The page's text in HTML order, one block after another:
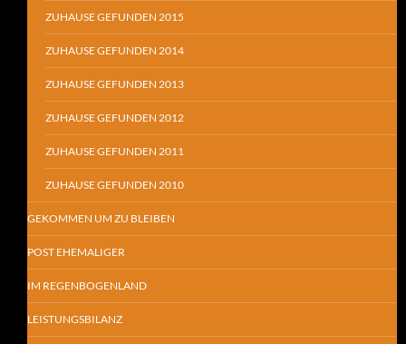
ZUHAUSE GEFUNDEN 2015
ZUHAUSE GEFUNDEN 2014
ZUHAUSE GEFUNDEN 2013
ZUHAUSE GEFUNDEN 2012
ZUHAUSE GEFUNDEN 2011
ZUHAUSE GEFUNDEN 2010
GEKOMMEN UM ZU BLEIBEN
POST EHEMALIGER
IM REGENBOGENLAND
LEISTUNGSBILANZ